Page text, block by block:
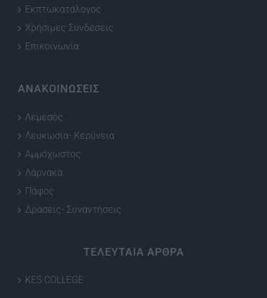
Εκπτωκατάλογος
Χρήσιμες Συνδέσεις
Επικοινωνία
ΑΝΑΚΟΙΝΩΣΕΙΣ
Λεμεσός
Λευκωσία- Κερύνεια
Αμμόχωστος
Λάρνακα
Πάφος
Δράσεις- Συναντήσεις
ΤΕΛΕΥΤΑΙΑ ΑΡΘΡΑ
KES COLLEGE